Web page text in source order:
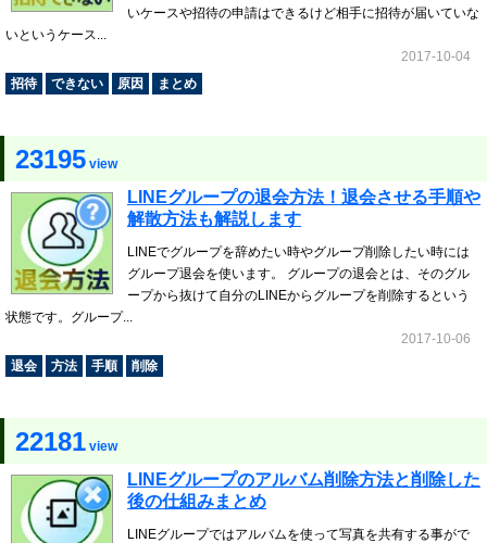
いケースや招待の申請はできるけど相手に招待が届いていな
いというケース...
2017-10-04
招待
できない 原因 まとめ
23195 view
LINEグループの退会方法！退会させる手順や
解散方法も解説します
LINEでグループを辞めたい時やグループ削除したい時には
グループ退会を使います。 グループの退会とは、そのグル
ープから抜けて自分のLINEからグループを削除するという
状態です。グループ...
2017-10-06
退会
方法 手順 削除
22181 view
LINEグループのアルバム削除方法と削除した
後の仕組みまとめ
LINEグループではアルバムを使って写真を共有する事がで